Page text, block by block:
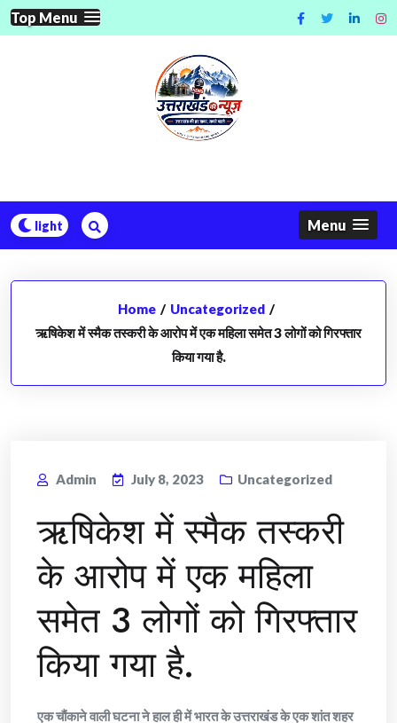
Skip
to
Top Menu
Menu
Home / Uncategorized /
ऋषिकेश में स्मैक तस्करी के आरोप में एक महिला समेत 3 लोगों को गिरफ्तार
किया गया है.
Admin July 8, 2023 Uncategorized
ऋषिकेश में स्मैक तस्करी
के आरोप में एक महिला
समेत 3 लोगों को गिरफ्तार
किया गया है.
एक चौंकाने वाली घटना ने हाल ही में भारत के उत्तराखंड के एक शांत शहर